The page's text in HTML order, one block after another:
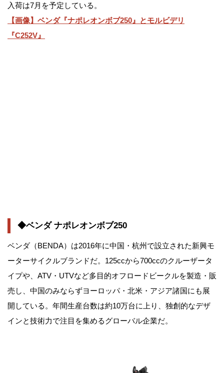
入荷は7月を予定している。
【画像】ベンダ『ナポレオンボブ250』とモルビデリ
『C252V』
◆ベンダ ナポレオンボブ250
ベンダ（BENDA）は2016年に中国・杭州で設立された新興モ
ーターサイクルブランドだ。125ccから700ccのクルーザータ
イプや、ATV・UTVなど多目的オフロードビークルを製造・販
売し、中国のみならずヨーロッパ・北米・アジア諸国にも展
開している。年間生産台数は約10万台に上り、独創的なデザ
インと技術力で注目を集めるグローバル企業だ。